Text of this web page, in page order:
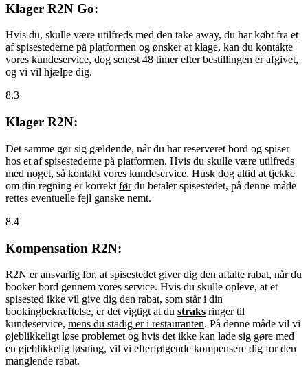
Klager R2N Go:
Hvis du, skulle være utilfreds med den take away, du har købt fra et
af spisestederne på platformen og ønsker at klage, kan du kontakte
vores kundeservice, dog senest 48 timer efter bestillingen er afgivet,
og vi vil hjælpe dig.
8.3
Klager R2N:
Det samme gør sig gældende, når du har reserveret bord og spiser
hos et af spisestederne på platformen. Hvis du skulle være utilfreds
med noget, så kontakt vores kundeservice. Husk dog altid at tjekke
om din regning er korrekt førdu betaler spisestedet, på denne måde
rettes eventuelle fejl ganske nemt.
8.4
Kompensation R2N:
R2N er ansvarlig for, at spisestedet giver dig den aftalte rabat, når du
booker bord gennem vores service. Hvis du skulle opleve, at et
spisested ikke vil give dig den rabat, som står i din
bookingbekræftelse, er det vigtigt at du straks ringer til
kundeservice, mens du stadig er i restauranten. På denne måde vil vi
øjeblikkeligt løse problemet og hvis det ikke kan lade sig gøre med
en øjeblikkelig løsning, vil vi efterfølgende kompensere dig for den
manglende rabat.